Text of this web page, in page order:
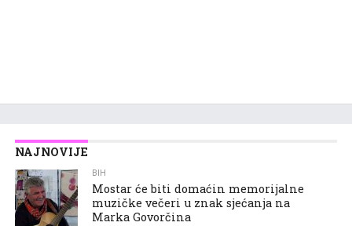
NAJNOVIJE
BIH
Mostar će biti domaćin memorijalne
muzičke večeri u znak sjećanja na
Marka Govorčina